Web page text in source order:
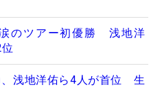
のツアー初優勝 浅地洋
、浅地洋佑ら4人が首位 生